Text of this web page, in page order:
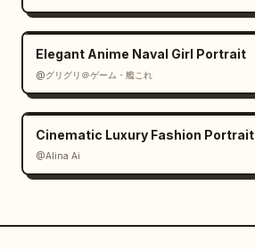
Elegant Anime Naval Girl Portrait
@グリグリ＠ゲーム・艦これ
Cinematic Luxury Fashion Portrait
@Alina Ai